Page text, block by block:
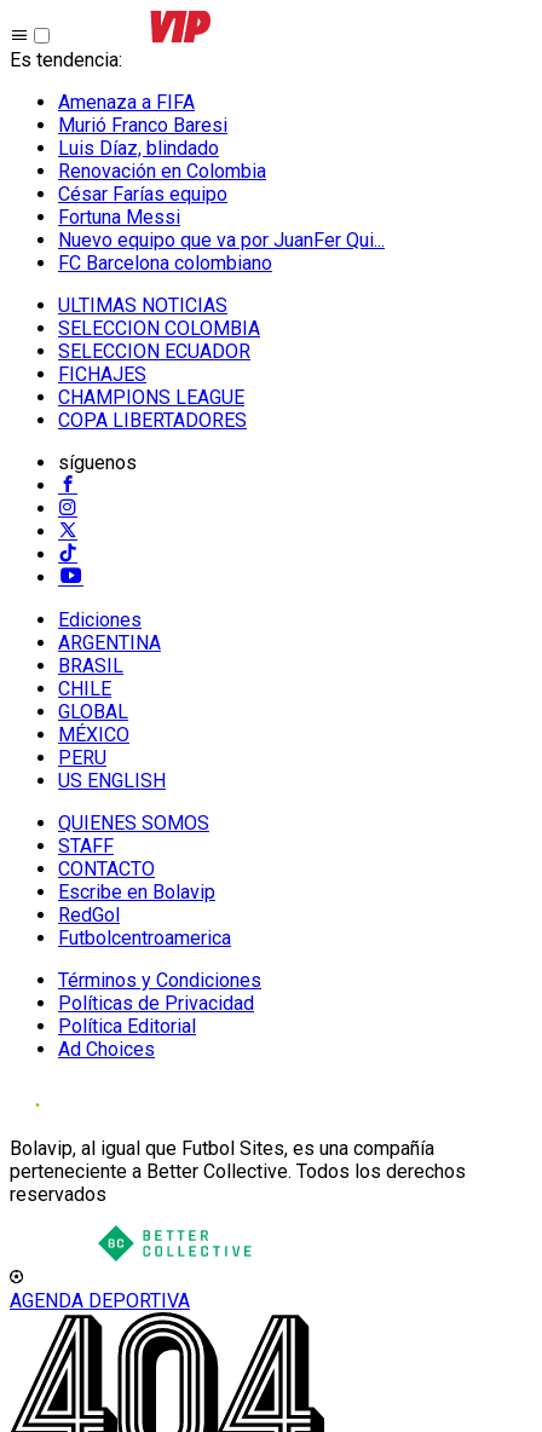
Es tendencia:
Amenaza a FIFA
Murió Franco Baresi
Luis Díaz, blindado
Renovación en Colombia
César Farías equipo
Fortuna Messi
Nuevo equipo que va por JuanFer Qui...
FC Barcelona colombiano
ULTIMAS NOTICIAS
SELECCION COLOMBIA
SELECCION ECUADOR
FICHAJES
CHAMPIONS LEAGUE
COPA LIBERTADORES
síguenos
Ediciones
ARGENTINA
BRASIL
CHILE
GLOBAL
MÉXICO
PERU
US ENGLISH
QUIENES SOMOS
STAFF
CONTACTO
Escribe en Bolavip
RedGol
Futbolcentroamerica
Términos y Condiciones
Políticas de Privacidad
Política Editorial
Ad Choices
Bolavip, al igual que Futbol Sites, es una compañía
perteneciente a Better Collective. Todos los derechos
reservados
AGENDA DEPORTIVA